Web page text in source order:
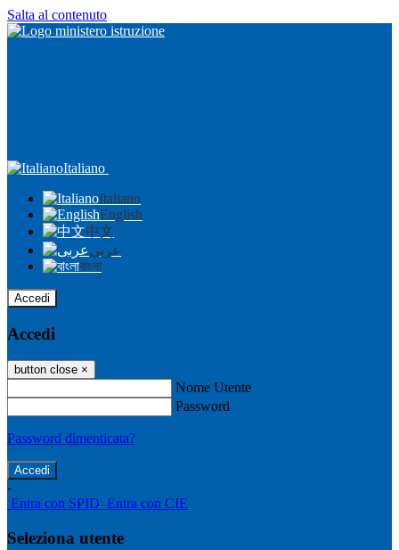
Salta al contenuto
Italiano
Italiano
English
中文
عربى
বাংলা
Accedi
Accedi
button close ×
Nome Utente
Password
Password dimenticata?
-
Entra con SPID Entra con CIE
Seleziona utente